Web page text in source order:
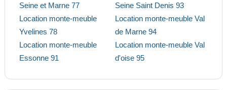
Seine et Marne 77
Location monte-meuble
Yvelines 78
Location monte-meuble
Essonne 91
Seine Saint Denis 93
Location monte-meuble Val
de Marne 94
Location monte-meuble Val
d'oise 95